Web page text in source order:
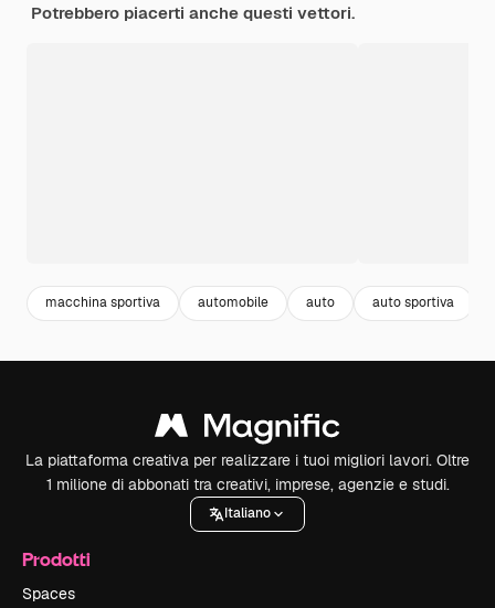
Potrebbero piacerti anche questi vettori.
macchina sportiva automobile auto auto sportiva
La piattaforma creativa per realizzare i tuoi migliori lavori. Oltre
1 milione di abbonati tra creativi, imprese, agenzie e studi.
Italiano
Prodotti
Spaces